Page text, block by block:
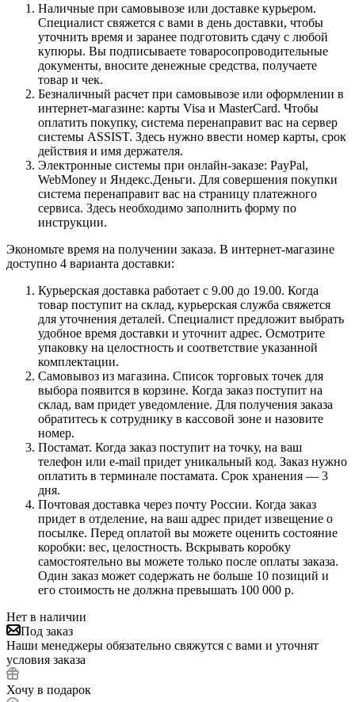
Наличные при самовывозе или доставке курьером.
Специалист свяжется с вами в день доставки, чтобы
уточнить время и заранее подготовить сдачу с любой
купюры. Вы подписываете товаросопроводительные
документы, вносите денежные средства, получаете
товар и чек.
Безналичный расчет при самовывозе или оформлении в
интернет-магазине: карты Visa и MasterCard. Чтобы
оплатить покупку, система перенаправит вас на сервер
системы ASSIST. Здесь нужно ввести номер карты, срок
действия и имя держателя.
Электронные системы при онлайн-заказе: PayPal,
WebMoney и Яндекс.Деньги. Для совершения покупки
система перенаправит вас на страницу платежного
сервиса. Здесь необходимо заполнить форму по
инструкции.
Экономьте время на получении заказа. В интернет-магазине
доступно 4 варианта доставки:
Курьерская доставка работает с 9.00 до 19.00. Когда
товар поступит на склад, курьерская служба свяжется
для уточнения деталей. Специалист предложит выбрать
удобное время доставки и уточнит адрес. Осмотрите
упаковку на целостность и соответствие указанной
комплектации.
Самовывоз из магазина. Список торговых точек для
выбора появится в корзине. Когда заказ поступит на
склад, вам придет уведомление. Для получения заказа
обратитесь к сотруднику в кассовой зоне и назовите
номер.
Постамат. Когда заказ поступит на точку, на ваш
телефон или e-mail придет уникальный код. Заказ нужно
оплатить в терминале постамата. Срок хранения — 3
дня.
Почтовая доставка через почту России. Когда заказ
придет в отделение, на ваш адрес придет извещение о
посылке. Перед оплатой вы можете оценить состояние
коробки: вес, целостность. Вскрывать коробку
самостоятельно вы можете только после оплаты заказа.
Один заказ может содержать не больше 10 позиций и
его стоимость не должна превышать 100 000 р.
Нет в наличии
Под заказ
Наши менеджеры обязательно свяжутся с вами и уточнят
условия заказа
Хочу в подарок